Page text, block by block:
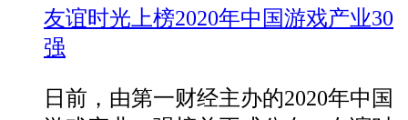
友谊时光上榜2020年中国游戏产业30
强
日前，由第一财经主办的2020年中国